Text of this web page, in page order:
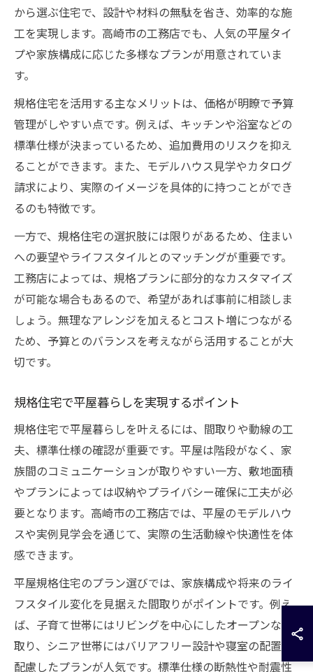
から選ぶ住宅で、設計や材料の無駄を省き、効率的な施
工を実現します。高崎市の工務店でも、人気の平屋タイ
プや家族構成に応じた多様なプランが用意されていま
す。
規格住宅を活用する主なメリットは、価格が明瞭で予算
管理がしやすい点です。例えば、キッチンや浴室などの
標準仕様が決まっているため、追加費用のリスクを抑え
ることができます。また、モデルハウス見学やカタログ
請求により、実際のイメージを具体的に持つことができ
るのも特徴です。
一方で、規格住宅の選択肢には限りがあるため、住まい
への要望やライフスタイルとのマッチングが重要です。
工務店によっては、規格プランに部分的なカスタマイズ
が可能な場合もあるので、希望があれば事前に相談しま
しょう。無理なアレンジを加えるとコスト増につながる
ため、予算とのバランスを考えながら活用することが大
切です。
規格住宅で平屋暮らしを実現するポイント
規格住宅で平屋暮らしを叶えるには、間取りや動線の工
夫、標準仕様の確認が重要です。平屋は階段がなく、家
族間のコミュニケーションが取りやすい一方、敷地面積
やプランによっては収納やプライバシー確保に工夫が必
要となります。高崎市の工務店では、平屋のモデルハウ
スや実例見学会を通じて、実際の生活動線や快適性を体
感できます。
平屋規格住宅のプラン選びでは、家族構成や将来のライ
フスタイル変化を見据えた間取りがポイントです。例え
ば、子育て世帯にはリビングを中心にしたオープンな間
取り、シニア世帯にはバリアフリー設計や寝室の配置に
配慮したプランが人気です。標準仕様の断熱性や耐震性